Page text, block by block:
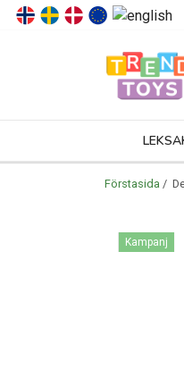
Förstasida /
Kampanj